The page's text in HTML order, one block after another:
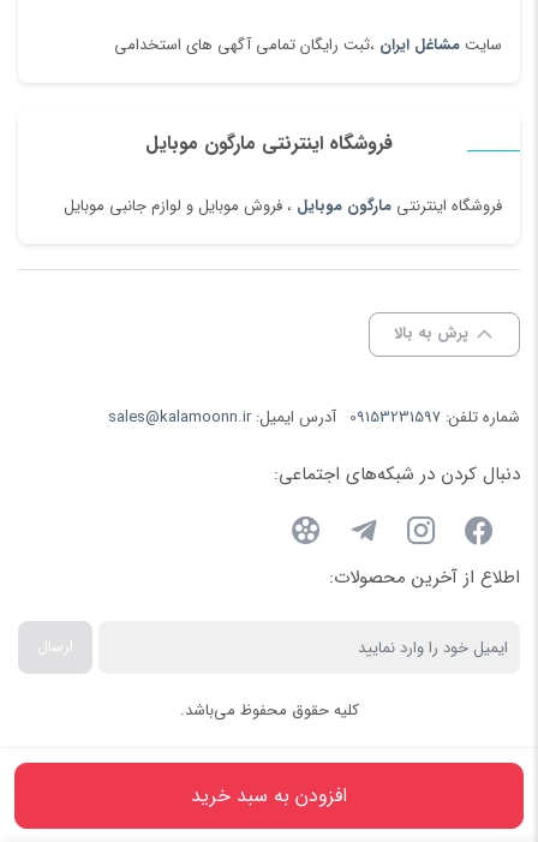
سایت مشاغل ایران ،ثبت رایگان تمامی آگهی های استخدامی
فروشگاه اینترنتی مارگون موبایل
فروشگاه اینترنتی مارگون موبایل ، فروش موبایل و لوازم جانبی موبایل
افزودن به سبد خرید
پرش به بالا
شماره تلفن: 09153231597 آدرس ایمیل:sales@kalamoonn.ir
دنبال کردن در شبکه‌های اجتماعی:
اطلاع از آخرین محصولات:
ارسال
کلیه حقوق محفوظ می‌باشد.